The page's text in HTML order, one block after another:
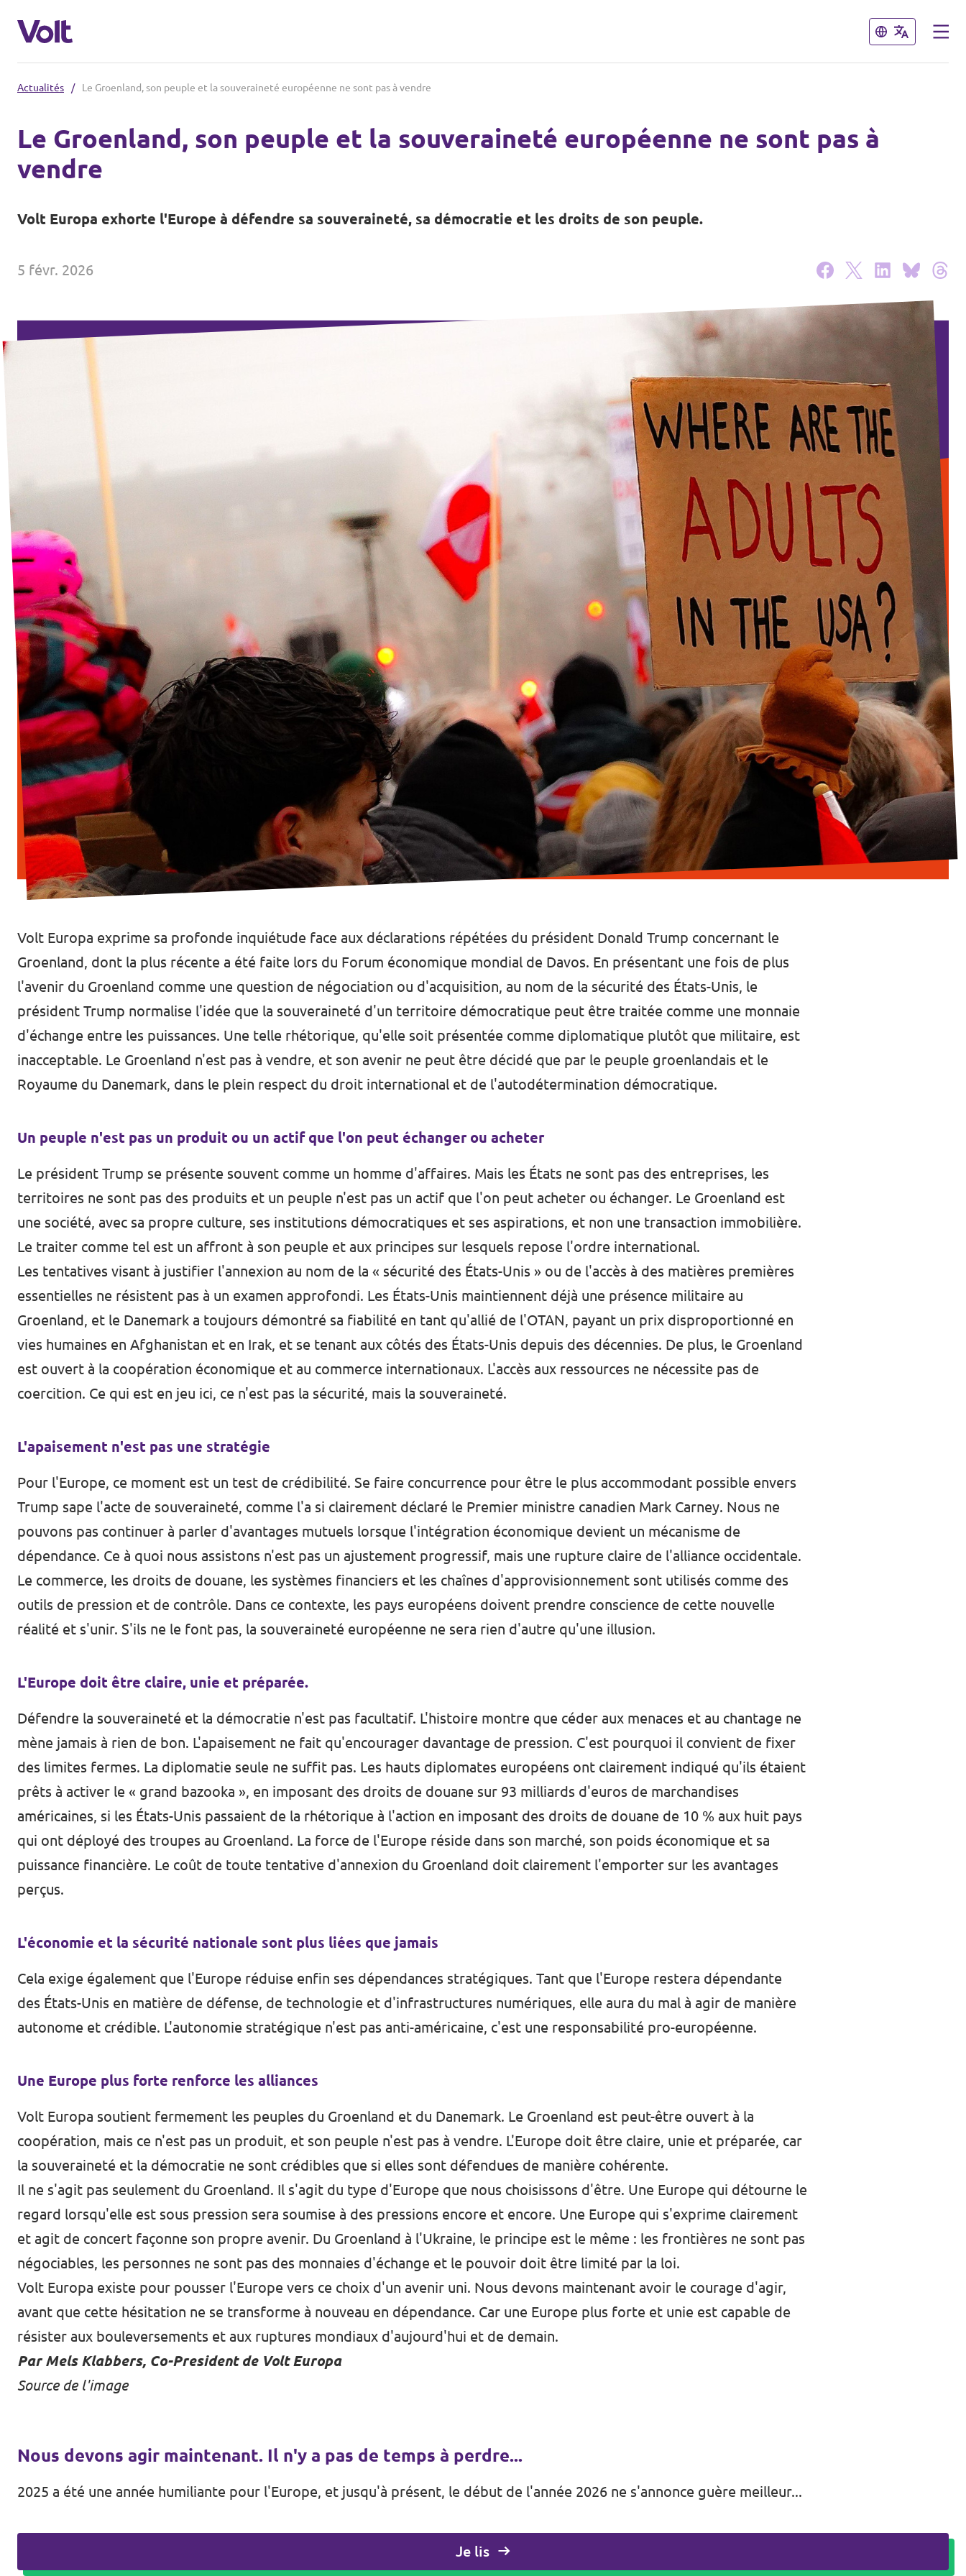
Fermer
Nos élections
Volt Lille
Fermer
Politiques
À propos de Volt
Postes ouverts
Adhérer
Actualités / Le Groenland, son peuple et la souveraineté européenne ne sont pas à vendre
Le Groenland, son peuple et la souveraineté européenne ne sont pas à
vendre
Volt Europa exhorte l'Europe à défendre sa souveraineté, sa démocratie et les droits de son peuple.
5 févr. 2026
Volt Europa exprime sa profonde inquiétude face aux déclarations répétées du président Donald Trump concernant le
Groenland, dont la plus récente a été faite lors du Forum économique mondial de Davos. En présentant une fois de plus
l'avenir du Groenland comme une question de négociation ou d'acquisition, au nom de la sécurité des États-Unis, le
président Trump normalise l'idée que la souveraineté d'un territoire démocratique peut être traitée comme une monnaie
d'échange entre les puissances. Une telle rhétorique, qu'elle soit présentée comme diplomatique plutôt que militaire, est
inacceptable. Le Groenland n'est pas à vendre, et son avenir ne peut être décidé que par le peuple groenlandais et le
Royaume du Danemark, dans le plein respect du droit international et de l'autodétermination démocratique.
Un peuple n'est pas un produit ou un actif que l'on peut échanger ou acheter
Le président Trump se présente souvent comme un homme d'affaires. Mais les États ne sont pas des entreprises, les
territoires ne sont pas des produits et un peuple n'est pas un actif que l'on peut acheter ou échanger. Le Groenland est
une société, avec sa propre culture, ses institutions démocratiques et ses aspirations, et non une transaction immobilière.
Le traiter comme tel est un affront à son peuple et aux principes sur lesquels repose l'ordre international.
Les tentatives visant à justifier l'annexion au nom de la « sécurité des États-Unis » ou de l'accès à des matières premières
essentielles ne résistent pas à un examen approfondi. Les États-Unis maintiennent déjà une présence militaire au
Groenland, et le Danemark a toujours démontré sa fiabilité en tant qu'allié de l'OTAN, payant un prix disproportionné en
vies humaines en Afghanistan et en Irak, et se tenant aux côtés des États-Unis depuis des décennies. De plus, le Groenland
est ouvert à la coopération économique et au commerce internationaux. L'accès aux ressources ne nécessite pas de
coercition. Ce qui est en jeu ici, ce n'est pas la sécurité, mais la souveraineté.
L'apaisement n'est pas une stratégie
Pour l'Europe, ce moment est un test de crédibilité. Se faire concurrence pour être le plus accommodant possible envers
Trump sape l'acte de souveraineté, comme l'a si clairement déclaré le Premier ministre canadien Mark Carney. Nous ne
pouvons pas continuer à parler d'avantages mutuels lorsque l'intégration économique devient un mécanisme de
dépendance. Ce à quoi nous assistons n'est pas un ajustement progressif, mais une rupture claire de l'alliance occidentale.
Le commerce, les droits de douane, les systèmes financiers et les chaînes d'approvisionnement sont utilisés comme des
outils de pression et de contrôle. Dans ce contexte, les pays européens doivent prendre conscience de cette nouvelle
réalité et s'unir. S'ils ne le font pas, la souveraineté européenne ne sera rien d'autre qu'une illusion.
L'Europe doit être claire, unie et préparée.
Défendre la souveraineté et la démocratie n'est pas facultatif. L'histoire montre que céder aux menaces et au chantage ne
mène jamais à rien de bon. L'apaisement ne fait qu'encourager davantage de pression. C'est pourquoi il convient de fixer
des limites fermes. La diplomatie seule ne suffit pas. Les hauts diplomates européens ont clairement indiqué qu'ils étaient
prêts à activer le « grand bazooka », en imposant des droits de douane sur 93 milliards d'euros de marchandises
américaines, si les États-Unis passaient de la rhétorique à l'action en imposant des droits de douane de 10 % aux huit pays
qui ont déployé des troupes au Groenland. La force de l'Europe réside dans son marché, son poids économique et sa
puissance financière. Le coût de toute tentative d'annexion du Groenland doit clairement l'emporter sur les avantages
perçus.
L'économie et la sécurité nationale sont plus liées que jamais
Cela exige également que l'Europe réduise enfin ses dépendances stratégiques. Tant que l'Europe restera dépendante
des États-Unis en matière de défense, de technologie et d'infrastructures numériques, elle aura du mal à agir de manière
autonome et crédible. L'autonomie stratégique n'est pas anti-américaine, c'est une responsabilité pro-européenne.
Une Europe plus forte renforce les alliances
Volt Europa soutient fermement les peuples du Groenland et du Danemark. Le Groenland est peut-être ouvert à la
coopération, mais ce n'est pas un produit, et son peuple n'est pas à vendre. L'Europe doit être claire, unie et préparée, car
la souveraineté et la démocratie ne sont crédibles que si elles sont défendues de manière cohérente.
Il ne s'agit pas seulement du Groenland. Il s'agit du type d'Europe que nous choisissons d'être. Une Europe qui détourne le
regard lorsqu'elle est sous pression sera soumise à des pressions encore et encore. Une Europe qui s'exprime clairement
et agit de concert façonne son propre avenir. Du Groenland à l'Ukraine, le principe est le même : les frontières ne sont pas
négociables, les personnes ne sont pas des monnaies d'échange et le pouvoir doit être limité par la loi.
Volt Europa existe pour pousser l'Europe vers ce choix d'un avenir uni. Nous devons maintenant avoir le courage d'agir,
avant que cette hésitation ne se transforme à nouveau en dépendance. Car une Europe plus forte et unie est capable de
résister aux bouleversements et aux ruptures mondiaux d'aujourd'hui et de demain.
Par Mels Klabbers, Co-President de Volt Europa
Source de l'image
Nous devons agir maintenant. Il n'y a pas de temps à perdre...
2025 a été une année humiliante pour l'Europe, et jusqu'à présent, le début de l'année 2026 ne s'annonce guère meilleur...
Je lis